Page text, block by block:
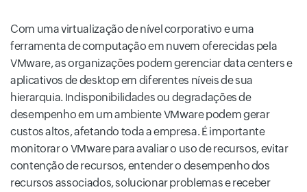
Com uma virtualização de nível corporativo e uma
ferramenta de computação em nuvem oferecidas pela
VMware, as organizações podem gerenciar data centers e
aplicativos de desktop em diferentes níveis de sua
hierarquia. Indisponibilidades ou degradações de
desempenho em um ambiente VMware podem gerar
custos altos, afetando toda a empresa. É importante
monitorar o VMware para avaliar o uso de recursos, evitar
contenção de recursos, entender o desempenho dos
recursos associados, solucionar problemas e receber